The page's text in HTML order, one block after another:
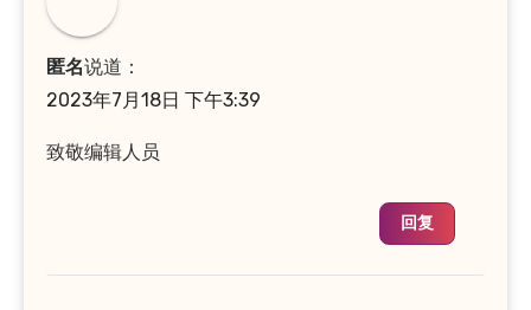
匿名说道：
2023年7月18日 下午3:39
致敬编辑人员
回复